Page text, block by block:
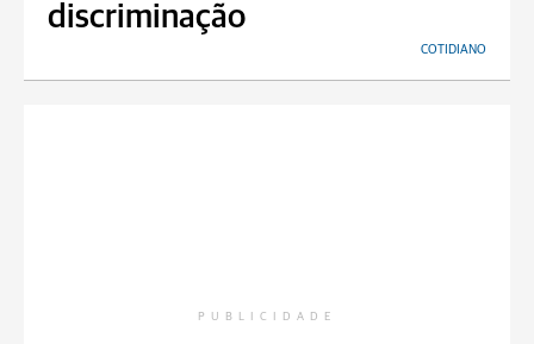
discriminação
COTIDIANO
PUBLICIDADE